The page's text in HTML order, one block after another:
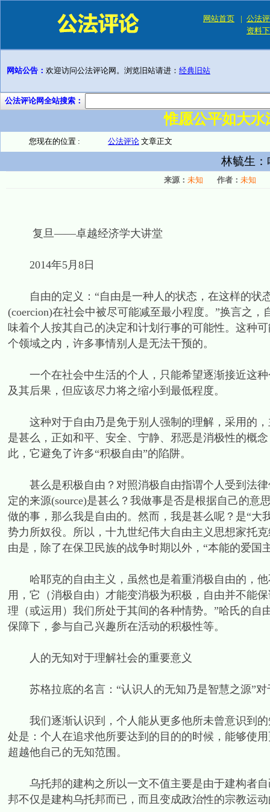
网站首页 | 公法
资料
网站公告： 欢迎访问公法评论网。浏览旧站请进： 经典旧站
公法评论网全站搜索：
惟愿公平如大
您现在的位置 : 公法评论 文章正文
林毓生
来源： 未知 作者： 未知
复旦——卓越经济学大讲堂
2014年5月8日
自由的定义：“自由是一种人的状态，在这样的状
(coercion)在社会中被尽可能减至最小程度。”换言之
味着个人按其自己的决定和计划行事的可能性。这种
个领域之内，许多事情别人是无法干预的。
一个在社会中生活的个人，只能希望逐渐接近这种
及其后果，但应该尽力将之缩小到最低程度。
这种对于自由乃是免于别人强制的理解，采用的，
是甚么，正如和平、安全、宁静、邪恶是消极性的概
此，它避免了许多“积极自由”的陷阱。
甚么是积极自由？对照消极自由指谓个人受到法律
定的来源(source)是甚么？我做事是否是根据自己的
做的事，那么我是自由的。然而，我是甚么呢？是“大
势力所奴役。所以，十九世纪伟大自由主义思想家托
由是，除了在保卫民族的战争时期以外，“本能的爱
哈耶克的自由主义，虽然也是着重消极自由的，他
用，它（消极自由）才能变消极为积极，自由并不能
理（或运用）我们所处于其间的各种情势。”哈氏的
保障下，参与自己兴趣所在活动的积极性等。
人的无知对于理解社会的重要意义
苏格拉底的名言：“认识人的无知乃是智慧之源”对
我们逐渐认识到，个人能从更多他所未曾意识到的
处是：个人在追求他所要达到的目的的时候，能够使
超越他自己的无知范围。
乌托邦的建构之所以一文不值主要是由于建构者自
邦不仅是建构乌托邦而已，而且变成政治性的宗教运